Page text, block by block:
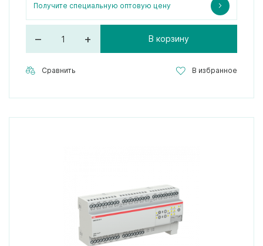
Получите специальную оптовую цену
– + В корзину
Сравнить В избранное